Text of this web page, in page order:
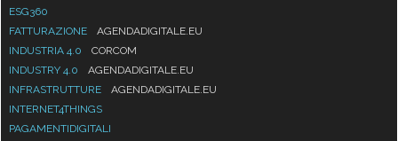
ESG360
FATTURAZIONE
AGENDADIGITALE.EU
INDUSTRIA 4.0
CORCOM
INDUSTRY 4.0
AGENDADIGITALE.EU
INFRASTRUTTURE
AGENDADIGITALE.EU
INTERNET4THINGS
PAGAMENTIDIGITALI